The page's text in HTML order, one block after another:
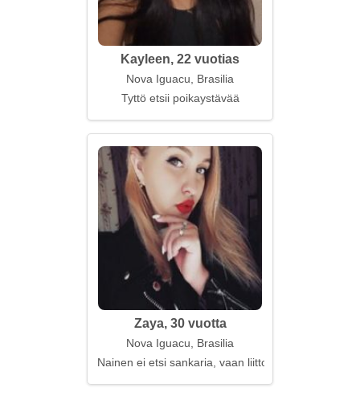
Kayleen, 22 vuotias
Nova Iguacu, Brasilia
Tyttö etsii poikaystävää
Zaya, 30 vuotta
Nova Iguacu, Brasilia
Nainen ei etsi sankaria, vaan liittolaista